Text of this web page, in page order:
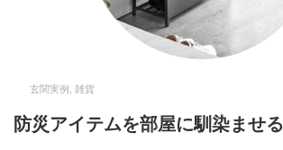
玄関実例 雑貨
防災アイテムを部屋に馴染ませる